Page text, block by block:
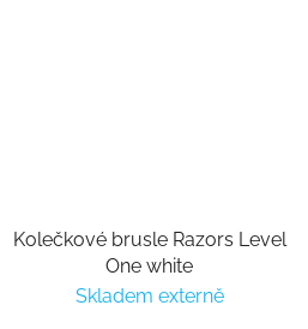
Kolečkové brusle Razors Level
One white
Skladem externě